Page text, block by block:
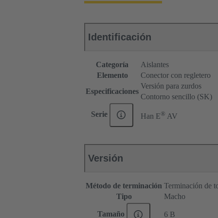
Identificación
Categoría
Aislantes
Elemento
Conector con regletero
Especificaciones
Versión para zurdos
Contorno sencillo (SK)
Serie Han E® AV
Versión
Método de terminación Terminación de
Tipo
Macho
Tamaño 6 B